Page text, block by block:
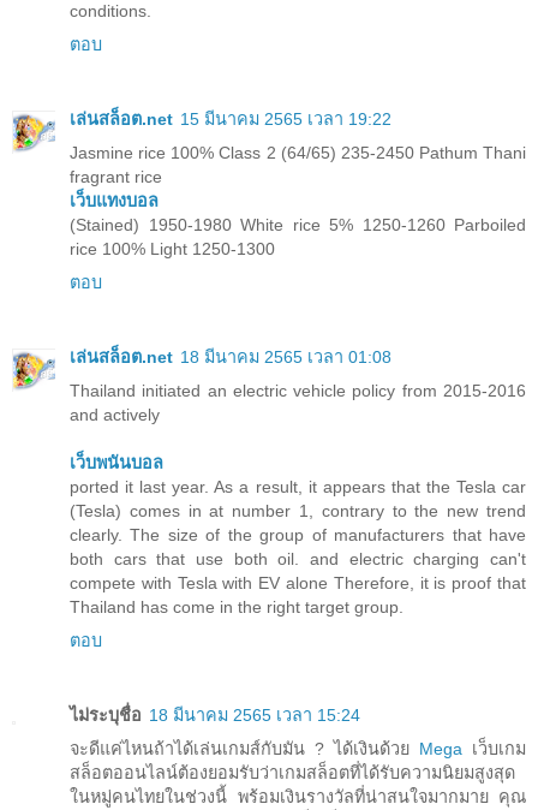
conditions.
ตอบ
เล่นสล็อต.net 15 มีนาคม 2565 เวลา 19:22
Jasmine rice 100% Class 2 (64/65) 235-2450 Pathum Thani
fragrant rice
เว็บแทงบอล
(Stained) 1950-1980 White rice 5% 1250-1260 Parboiled
rice 100% Light 1250-1300
ตอบ
เล่นสล็อต.net 18 มีนาคม 2565 เวลา 01:08
Thailand initiated an electric vehicle policy from 2015-2016
and actively
เว็บพนันบอล
ported it last year. As a result, it appears that the Tesla car
(Tesla) comes in at number 1, contrary to the new trend
clearly. The size of the group of manufacturers that have
both cars that use both oil. and electric charging can't
compete with Tesla with EV alone Therefore, it is proof that
Thailand has come in the right target group.
ตอบ
ไม่ระบุชื่อ 18 มีนาคม 2565 เวลา 15:24
จะดีแค่ไหนถ้าได้เล่นเกมส์กับมัน ? ได้เงินด้วย Mega เว็บเกม
สล็อตออนไลน์ต้องยอมรับว่าเกมสล็อตที่ได้รับความนิยมสูงสุด
ในหมู่คนไทยในช่วงนี้ พร้อมเงินรางวัลที่น่าสนใจมากมาย คุณ